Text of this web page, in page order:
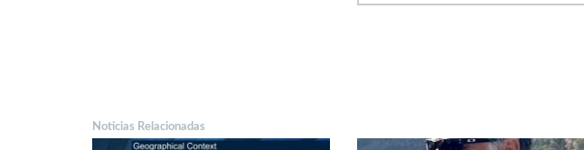
Noticias Relacionadas